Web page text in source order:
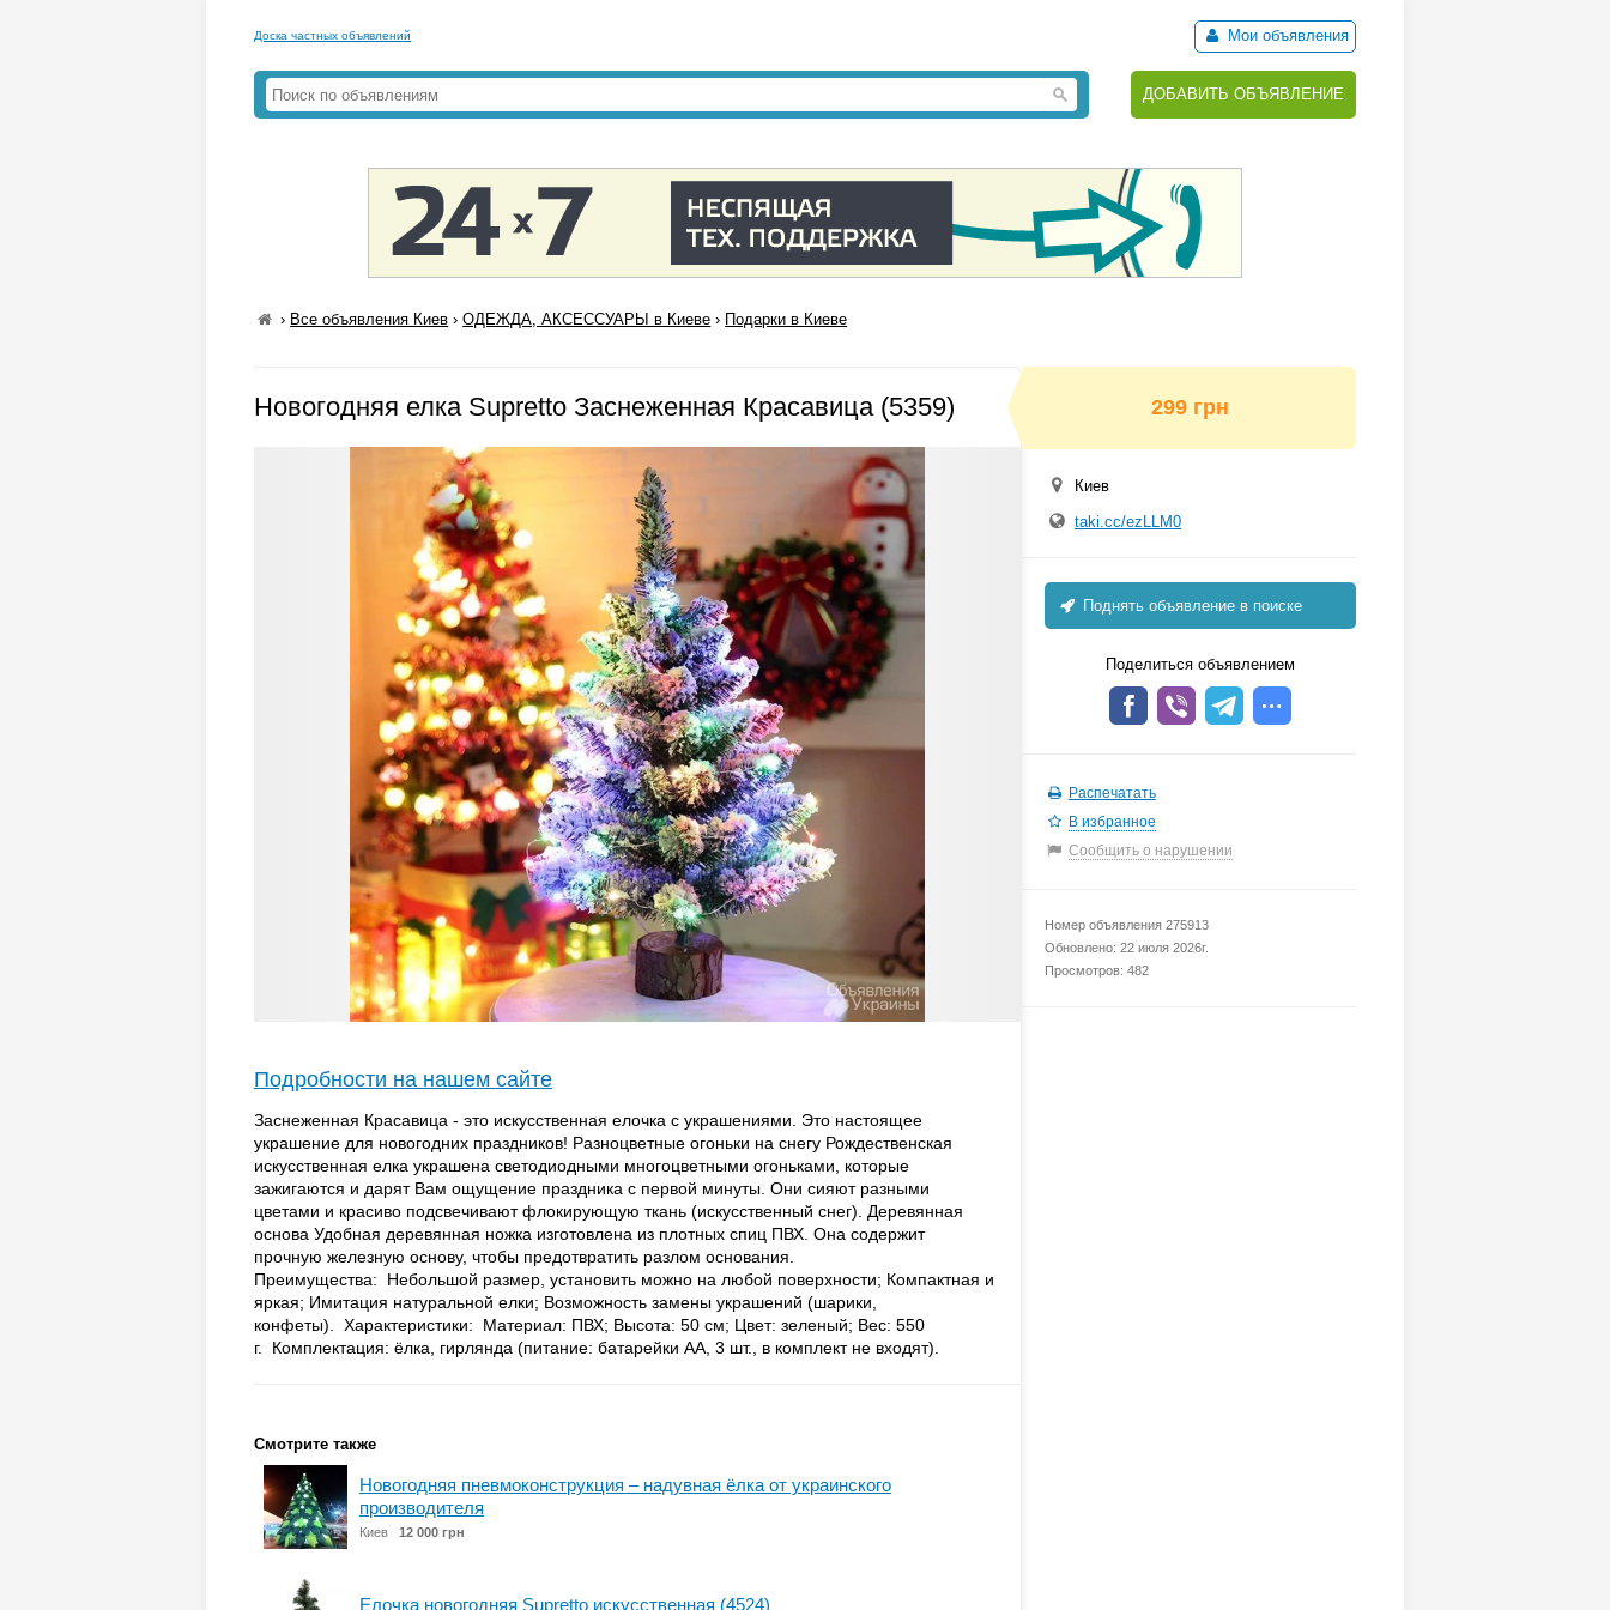
Доска частных объявлений Мои объявления
ДОБАВИТЬ ОБЪЯВЛЕНИЕ
› Все объявления Киев ›ОДЕЖДА, АКСЕССУАРЫ в Киеве › Подарки в Киеве
Новогодняя елка Supretto Заснеженная Красавица (5359)
Подробности на нашем сайте
Заснеженная Красавица - это искусственная елочка с украшениями. Это настоящее
украшение для новогодних праздников! Разноцветные огоньки на снегу Рождественская
искусственная елка украшена светодиодными многоцветными огоньками, которые
зажигаются и дарят Вам ощущение праздника с первой минуты. Они сияют разными
цветами и красиво подсвечивают флокирующую ткань (искусственный снег). Деревянная
основа Удобная деревянная ножка изготовлена из плотных спиц ПВХ. Она содержит
прочную железную основу, чтобы предотвратить разлом основания.
Преимущества: Небольшой размер, установить можно на любой поверхности; Компактная и
яркая; Имитация натуральной елки; Возможность замены украшений (шарики,
конфеты). Характеристики: Материал: ПВХ; Высота: 50 см; Цвет: зеленый; Вес: 550
г. Комплектация: ёлка, гирлянда (питание: батарейки АА, 3 шт., в комплект не входят).
Смотрите также
Новогодняя пневмоконструкция – надувная ёлка от украинского
производителя
Киев 12 000 грн
Елочка новогодняя Supretto искусственная (4524)
299 грн
Киев
taki.cc/ezLLM0
Поднять объявление в поиске
Поделиться объявлением
Распечатать
В избранное
Сообщить о нарушении
Номер объявления 275913
Обновлено: 22 июля 2026г.
Просмотров: 482